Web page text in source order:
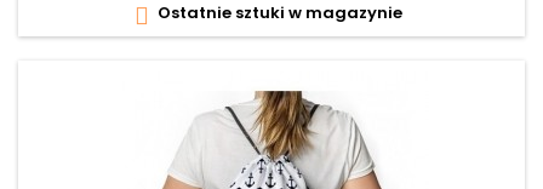
 Ostatnie sztuki w magazynie